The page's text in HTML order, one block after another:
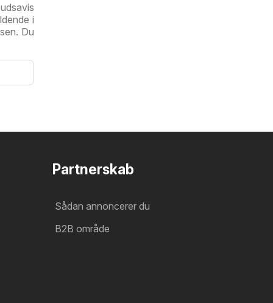
i
Du
Partnerskab
Sådan annoncerer du
B2B område